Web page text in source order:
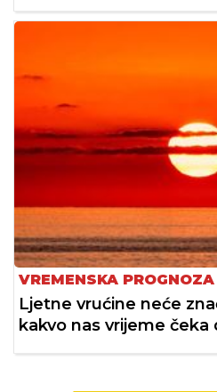
VREMENSKA PROGNOZA
Ljetne vrućine neće
kakvo nas vrijeme